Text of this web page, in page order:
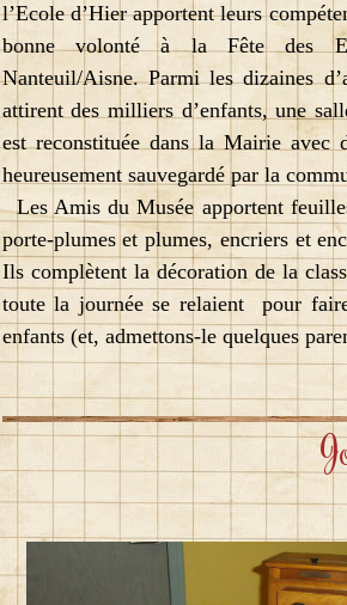
l’Ecole d’Hier apportent leurs
bonne volonté à la Fête des
Nanteuil/Aisne. Parmi les dizaines
attirent des milliers d’enfants, une
est reconstituée dans la Mairie avec
heureusement sauvegardé par la
Les Amis du Musée apportent
porte-plumes et plumes, encriers et
Ils complètent la décoration de la
toute la journée se relaient pour
enfants (et, admettons-le quelques